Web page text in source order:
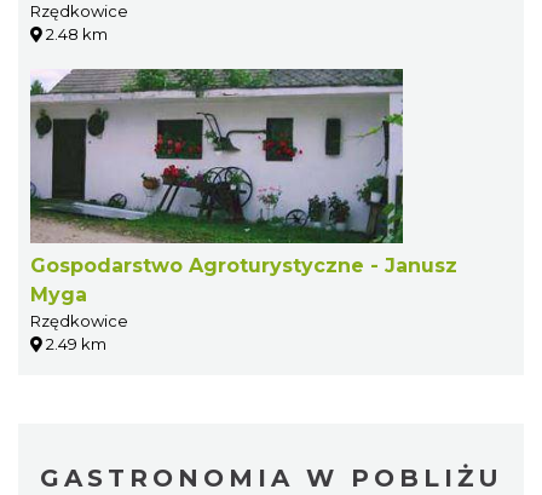
Rzędkowice
2.48 km
Gospodarstwo Agroturystyczne - Janusz
Myga
Rzędkowice
2.49 km
GASTRONOMIA W POBLIŻU